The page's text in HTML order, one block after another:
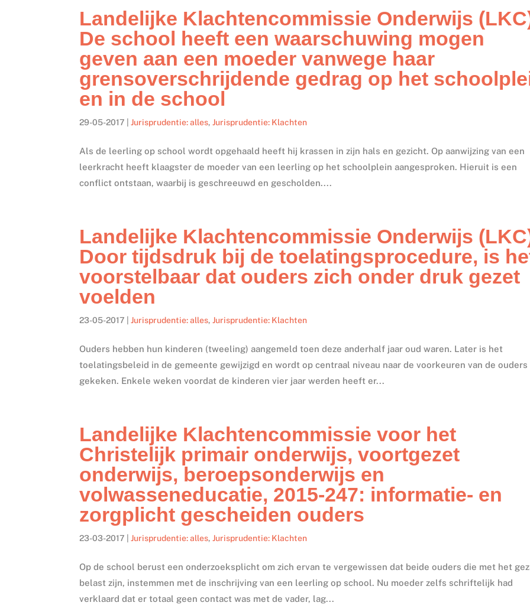
Landelijke Klachtencommissie Onderwijs
De school heeft een waarschuwing mogen
geven aan een moeder vanwege haar
grensoverschrijdende gedrag op het
en in de school
29-05-2017 |Jurisprudentie: alles,Jurisprudentie: Klachten
Als de leerling op school wordt opgehaald heeft hij krassen in zijn hals en gezicht. Op aanwijzing van een
leerkracht heeft klaagster de moeder van een leerling op het schoolplein aangesproken. Hieruit is een
conflict ontstaan, waarbij is geschreeuwd en gescholden....
Landelijke Klachtencommissie Onderwijs
Door tijdsdruk bij de toelatingsprocedure, is
voorstelbaar dat ouders zich onder druk gezet
voelden
23-05-2017 |Jurisprudentie: alles,Jurisprudentie: Klachten
Ouders hebben hun kinderen (tweeling) aangemeld toen deze anderhalf jaar oud waren. Later is het
toelatingsbeleid in de gemeente gewijzigd en wordt op centraal niveau naar de voorkeuren van de ouders
gekeken. Enkele weken voordat de kinderen vier jaar werden heeft er...
Landelijke Klachtencommissie voor het
Christelijk primair onderwijs, voortgezet
onderwijs, beroepsonderwijs en
volwasseneducatie, 2015-247: informatie- en
zorgplicht gescheiden ouders
23-03-2017 |Jurisprudentie: alles,Jurisprudentie: Klachten
Op de school berust een onderzoeksplicht om zich ervan te vergewissen dat beide ouders die met het
belast zijn, instemmen met de inschrijving van een leerling op school. Nu moeder zelfs schriftelijk had
verklaard dat er totaal geen contact was met de vader, lag...